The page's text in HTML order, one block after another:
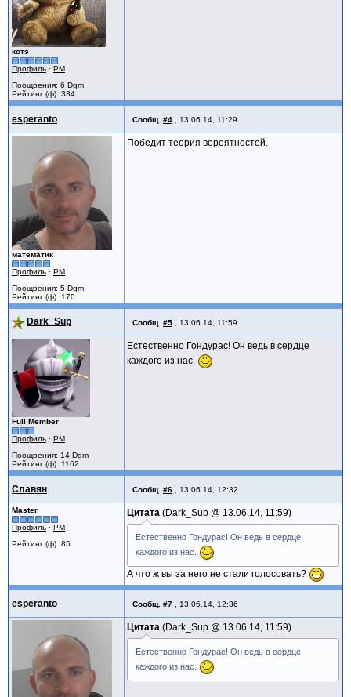
котэ
Профиль · PM
Поощрения: 6 Dgm
Рейтинг (ф): 334
esperanto Сообщ. #4 13.06.14, 11:29
математик
Профиль · PM
Поощрения: 5 Dgm
Рейтинг (ф): 170
Победит теория вероятностей.
Dark_Sup Сообщ. #5 13.06.14, 11:59
Full Member
Профиль · PM
Поощрения: 14 Dgm
Рейтинг (ф): 1162
Естественно Гондурас! Он ведь в сердце
каждого из нас.
Славян Сообщ. #6 13.06.14, 12:32
Master
Профиль · PM
Рейтинг (ф): 85
Цитата Dark_Sup @ 13.06.14, 11:59
Естественно Гондурас! Он ведь в сердце
каждого из нас.
А что ж вы за него не стали голосовать?
esperanto Сообщ. #7 13.06.14, 12:36
Цитата Dark_Sup @ 13.06.14, 11:59
Естественно Гондурас! Он ведь в сердце
каждого из нас.